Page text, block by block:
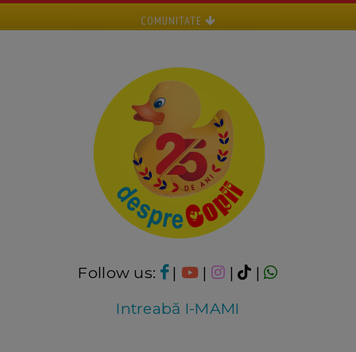
COMUNITATE
Follow us: | | |
|
Intreabă I-MAMI